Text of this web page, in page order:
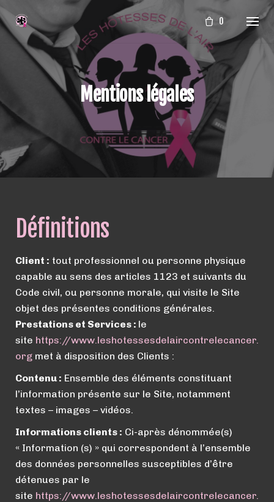
Aller
au
contenu
0
Mentions légales
Définitions
Client : tout professionnel ou personne physique
capable au sens des articles 1123 et suivants du
Code civil, ou personne morale, qui visite le Site
objet des présentes conditions générales.
Prestations et Services : le
site https://www.leshotessesdelaircontrelecancer.
org met à disposition des Clients :
Contenu : Ensemble des éléments constituant
l’information présente sur le Site, notamment
textes – images – vidéos.
Informations clients : Ci-après dénommée(s)
« Information (s) » qui correspondent à l’ensemble
des données personnelles susceptibles d’être
détenues par le
site https://www.leshotessesdelaircontrelecancer.